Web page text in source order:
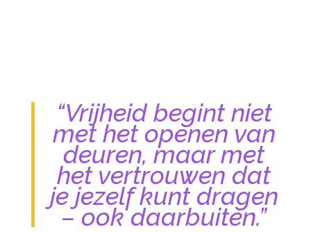
“Vrijheid begint niet
met het openen van
deuren, maar met
het vertrouwen dat
je jezelf kunt dragen
– ook daarbuiten.”